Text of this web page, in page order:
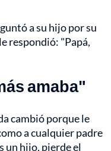
a su hijo por su
respondió: "Papá,
amaba"
cambió porque le
a cualquier padre
un hijo, pierde el